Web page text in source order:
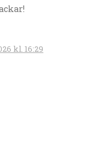
kl. 16:29